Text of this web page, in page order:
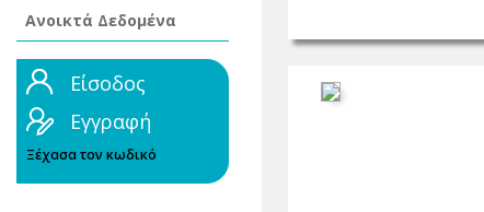
Ανοικτά Δεδομένα
Είσοδος
Εγγραφή
Ξέχασα τον κωδικό